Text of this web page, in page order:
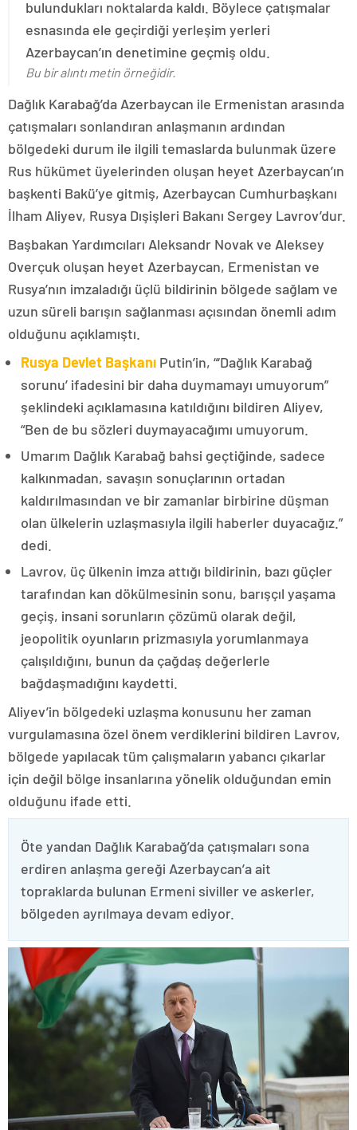
bulundukları noktalarda kaldı. Böylece çatışmalar
esnasında ele geçirdiği yerleşim yerleri
Azerbaycan’ın denetimine geçmiş oldu.
Bu bir alıntı metin örneğidir.
Dağlık Karabağ’da Azerbaycan ile Ermenistan arasında
çatışmaları sonlandıran anlaşmanın ardından
bölgedeki durum ile ilgili temaslarda bulunmak üzere
Rus hükümet üyelerinden oluşan heyet Azerbaycan’ın
başkenti Bakü’ye gitmiş, Azerbaycan Cumhurbaşkanı
İlham Aliyev, Rusya Dışişleri Bakanı Sergey Lavrov’dur.
Başbakan Yardımcıları Aleksandr Novak ve Aleksey
Overçuk oluşan heyet Azerbaycan, Ermenistan ve
Rusya’nın imzaladığı üçlü bildirinin bölgede sağlam ve
uzun süreli barışın sağlanması açısından önemli adım
olduğunu açıklamıştı.
Rusya Devlet Başkanı Putin’in, “‘Dağlık Karabağ
sorunu’ ifadesini bir daha duymamayı umuyorum”
şeklindeki açıklamasına katıldığını bildiren Aliyev,
“Ben de bu sözleri duymayacağımı umuyorum.
Umarım Dağlık Karabağ bahsi geçtiğinde, sadece
kalkınmadan, savaşın sonuçlarının ortadan
kaldırılmasından ve bir zamanlar birbirine düşman
olan ülkelerin uzlaşmasıyla ilgili haberler duyacağız.”
dedi.
Lavrov, üç ülkenin imza attığı bildirinin, bazı güçler
tarafından kan dökülmesinin sonu, barışçıl yaşama
geçiş, insani sorunların çözümü olarak değil,
jeopolitik oyunların prizmasıyla yorumlanmaya
çalışıldığını, bunun da çağdaş değerlerle
bağdaşmadığını kaydetti.
Aliyev’in bölgedeki uzlaşma konusunu her zaman
vurgulamasına özel önem verdiklerini bildiren Lavrov,
bölgede yapılacak tüm çalışmaların yabancı çıkarlar
için değil bölge insanlarına yönelik olduğundan emin
olduğunu ifade etti.
Öte yandan Dağlık Karabağ’da çatışmaları sona
erdiren anlaşma gereği Azerbaycan’a ait
topraklarda bulunan Ermeni siviller ve askerler,
bölgeden ayrılmaya devam ediyor.